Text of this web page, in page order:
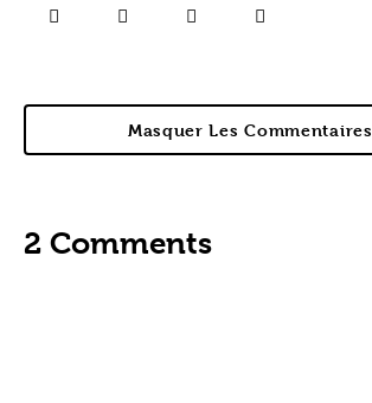
Masquer Les Commentaires
2 Comments